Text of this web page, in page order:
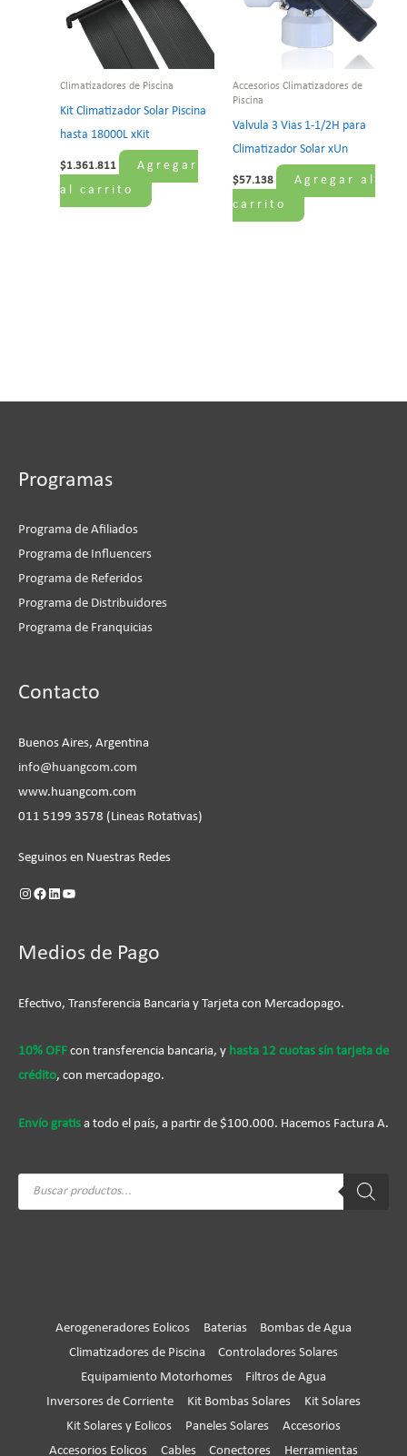
Climatizadores de Piscina
Kit Climatizador Solar Piscina
hasta 18000L xKit
$1.361.811
Agregar
al carrito
Accesorios Climatizadores de
Piscina
Valvula 3 Vias 1-1/2H para
Climatizador Solar xUn
$57.138
Agregar al
carrito
Programas
Programa de Afiliados
Programa de Influencers
Programa de Referidos
Programa de Distribuidores
Programa de Franquicias
Contacto
Buenos Aires, Argentina
info@huangcom.com
www.huangcom.com
011 5199 3578 (Lineas Rotativas)
Seguinos en Nuestras Redes
Medios de Pago
Efectivo, Transferencia Bancaria y Tarjeta con Mercadopago.
10% OFF con transferencia bancaria, y hasta 12 cuotas sín tarjeta de
crédito, con mercadopago.
Envío gratis a todo el país, a partir de $100.000. Hacemos Factura A.
Búsqueda
Aerogeneradores Eolicos Baterias
Bombas de Agua
Climatizadores de Piscina
Controladores Solares
Equipamiento Motorhomes
Filtros de Agua
Inversores de Corriente
Kit Bombas Solares
Kit Solares
Kit Solares y Eolicos
Paneles Solares
Accesorios
Accesorios Eolicos
Cables Conectores Herramientas